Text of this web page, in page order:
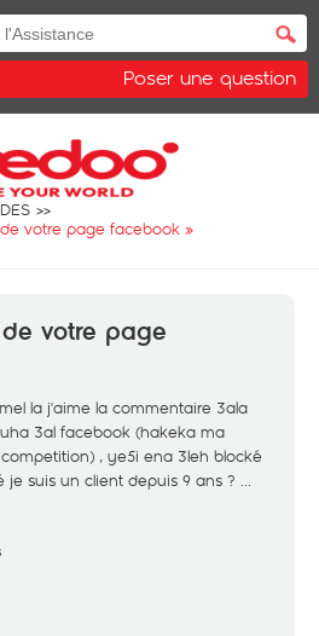
Poser une question
votre page facebook »
votre page
la j'aime la commentaire 3ala
3al facebook (hakeka ma
, ye5i ena 3leh blocké
suis un client depuis 9 ans ? ...